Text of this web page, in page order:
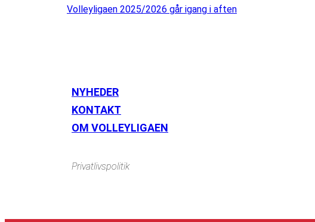
Volleyligaen 2025/2026 går igang i aften
NYHEDER
KONTAKT
OM VOLLEYLIGAEN
Privatlivspolitik